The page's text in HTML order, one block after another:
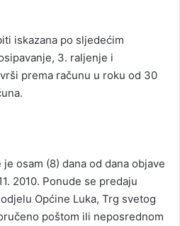
iskazana po sljedećim
3. raljenje i
prema računu u roku od 30
osam (8) dana od dana objave
2010. Ponude se predaju
Općine Luka, Trg svetog
poštom ili neposrednom